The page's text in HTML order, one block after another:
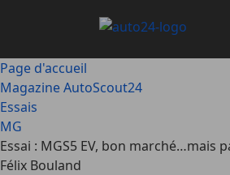
principal
Page d'accueil
Magazine AutoScout24
Essais
MG
Essai : MGS5 EV, bon marché…mais
Félix Bouland